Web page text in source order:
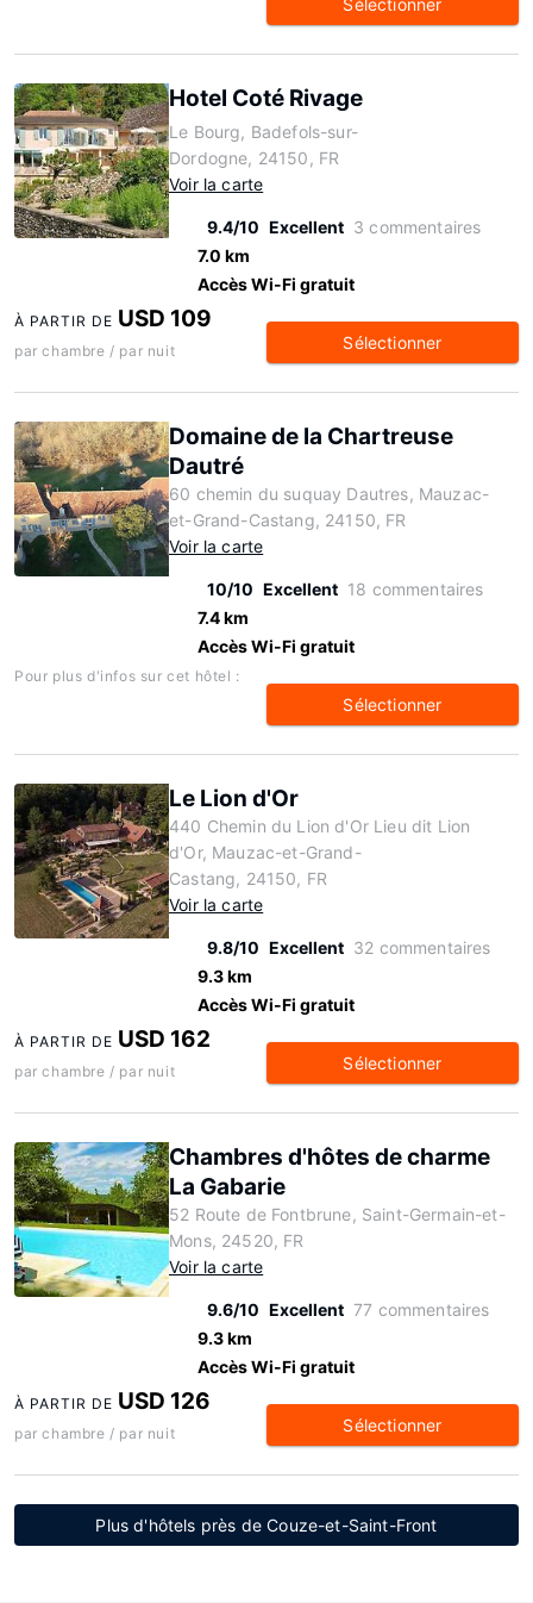
Sélectionner
Hotel Coté Rivage
Le Bourg, Badefols-sur-
Dordogne, 24150, FR
Voir la carte
9.4/10 Excellent 3 commentaires
7.0 km
Accès Wi-Fi gratuit
À PARTIR DE USD 109
par chambre / par nuit Sélectionner
Domaine de la Chartreuse
Dautré
60 chemin du suquay Dautres, Mauzac-
et-Grand-Castang, 24150, FR
Voir la carte
10/10 Excellent 18 commentaires
7.4 km
Accès Wi-Fi gratuit
Pour plus d'infos sur cet hôtel :
Sélectionner
Le Lion d'Or
440 Chemin du Lion d'Or Lieu dit Lion
d'Or, Mauzac-et-Grand-
Castang, 24150, FR
Voir la carte
9.8/10 Excellent 32 commentaires
9.3 km
Accès Wi-Fi gratuit
À PARTIR DE USD 162
par chambre / par nuit Sélectionner
Chambres d'hôtes de charme
La Gabarie
52 Route de Fontbrune, Saint-Germain-et-
Mons, 24520, FR
Voir la carte
9.6/10 Excellent 77 commentaires
9.3 km
Accès Wi-Fi gratuit
À PARTIR DE USD 126
par chambre / par nuit Sélectionner
Plus d'hôtels près de Couze-et-Saint-Front